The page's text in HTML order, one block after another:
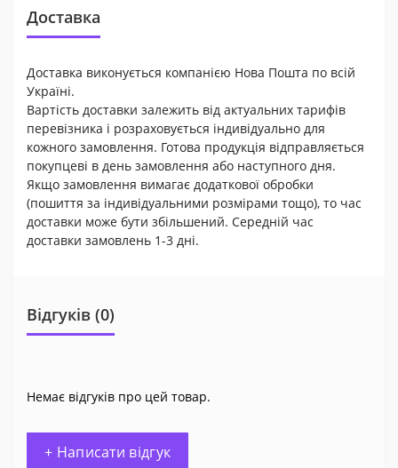
Доставка
Доставка виконується компанією Нова Пошта по всій
Україні.
Вартість доставки залежить від актуальних тарифів
перевізника і розраховується індивідуально для
кожного замовлення. Готова продукція відправляється
покупцеві в день замовлення або наступного дня.
Якщо замовлення вимагає додаткової обробки
(пошиття за індивідуальними розмірами тощо), то час
доставки може бути збільшений. Середній час
доставки замовлень 1-3 дні.
Відгуків (0)
Немає відгуків про цей товар.
+ Написати відгук